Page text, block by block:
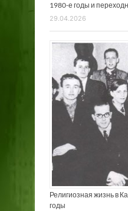
1980-е годы и
29.04.2026
Религиозная жизнь в
годы